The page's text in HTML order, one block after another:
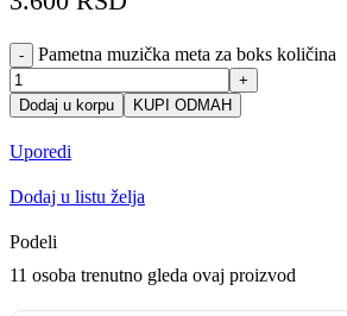
- Pametna muzička meta za boks količina
+
Dodaj u korpu
KUPI ODMAH
Uporedi
Dodaj u listu želja
Podeli
11 osoba trenutno gleda ovaj proizvod